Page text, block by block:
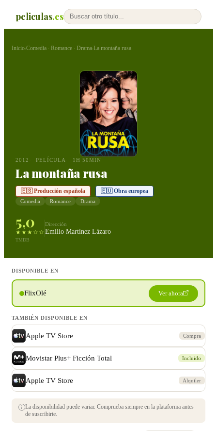
peliculas.es
Inicio›Comedia · Romance · Drama›La montaña rusa
2012 PELÍCULA 1H 50MIN
La montaña rusa
🇪🇸 Producción española 🇪🇺 Obra europea
Comedia Romance Drama
5,0
★★★☆☆
TMDB
Dirección
Emilio Martínez Lázaro
DISPONIBLE EN
FlixOlé Ver ahora
TAMBIÉN DISPONIBLE EN
Apple TV Store Compra
Movistar Plus+ Ficción Total Incluido
Apple TV Store Alquiler
La disponibilidad puede variar. Comprueba siempre en la plataforma antes
de suscribirte.